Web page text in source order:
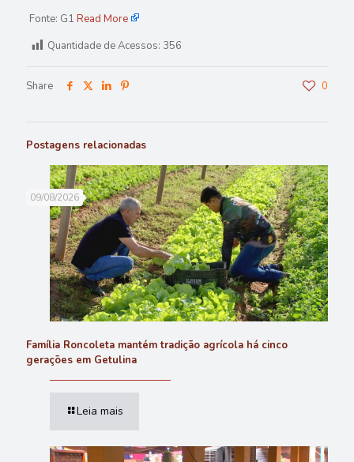
Fonte: G1 Read More
Quantidade de Acessos: 356
Share 0
Postagens relacionadas
09/08/2026
Família Roncoleta mantém tradição agrícola há cinco
gerações em Getulina
Leia mais